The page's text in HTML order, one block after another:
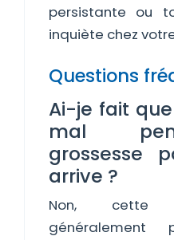
persistante ou
inquiète chez
Questions
Ai-je fait
mal
grossesse
arrive ?
Non, cette